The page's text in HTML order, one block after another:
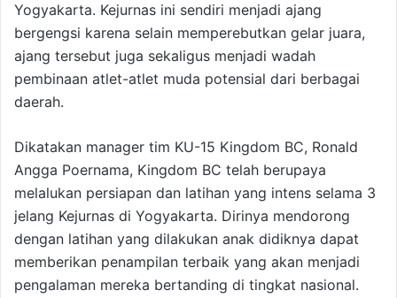
Yogyakarta. Kejurnas ini sendiri menjadi ajang
bergengsi karena selain memperebutkan gelar juara,
ajang tersebut juga sekaligus menjadi wadah
pembinaan atlet-atlet muda potensial dari berbagai
daerah.
Dikatakan manager tim KU-15 Kingdom BC, Ronald
Angga Poernama, Kingdom BC telah berupaya
melalukan persiapan dan latihan yang intens selama 3
jelang Kejurnas di Yogyakarta. Dirinya mendorong
dengan latihan yang dilakukan anak didiknya dapat
memberikan penampilan terbaik yang akan menjadi
pengalaman mereka bertanding di tingkat nasional.